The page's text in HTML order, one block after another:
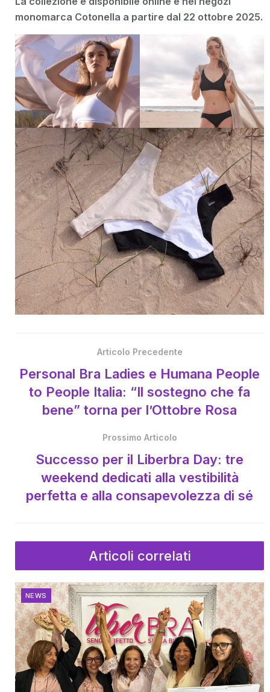
monomarca Cotonella a partire dal 22 ottobre 2025.
Articolo Precedente
Personal Bra Ladies e Humana People
to People Italia: “Il sostegno che fa
bene” torna per l’Ottobre Rosa
Prossimo Articolo
Successo per il Liberbra Day: tre
weekend dedicati alla vestibilità
perfetta e alla consapevolezza di sé
Articoli correlati
NEWS